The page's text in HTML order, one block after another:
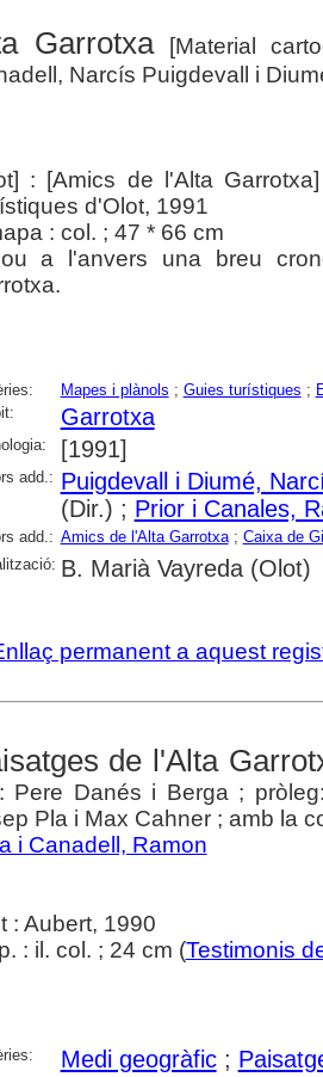
Garrotxa[Material
Narcís Puigdevall i
: [Amics de l'Alta
d'Olot, 1991
: col. ; 47 * 66 cm
a l'anvers una breu
Mapes i plànols ; Guies turístiques ;
Garrotxa
[1991]
add.: Puigdevall i Diumé,
(Dir.) ; Prior i Canales,
add.: Amics de l'Alta Garrotxa; Caixa de
B. Marià Vayreda (Olot)
permanent a aquest
de l'Alta
Pere Danés i Berga ;
Pla i Max Cahner ; amb la
i Canadell, Ramon
: Aubert, 1990
: il. col. ; 24 cm (Testimonis
Medi geogràfic;